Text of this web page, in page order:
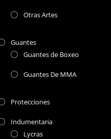
Otras Artes
Guantes
Guantes de Boxeo
Guantes De MMA
Protecciones
Indumentaria
Lycras